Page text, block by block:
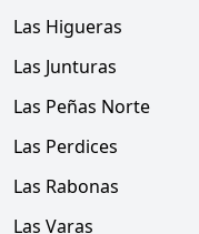
Las Higueras
Las Junturas
Las Peñas Norte
Las Perdices
Las Rabonas
Las Varas